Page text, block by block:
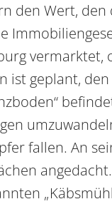
den Wert,
ist geplant,
fallen. An